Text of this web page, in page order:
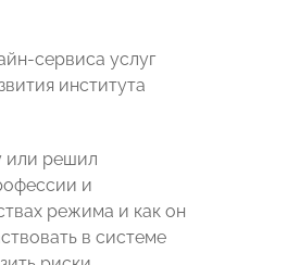
сервиса услуг
института
или решил
и
режима и как он
в системе